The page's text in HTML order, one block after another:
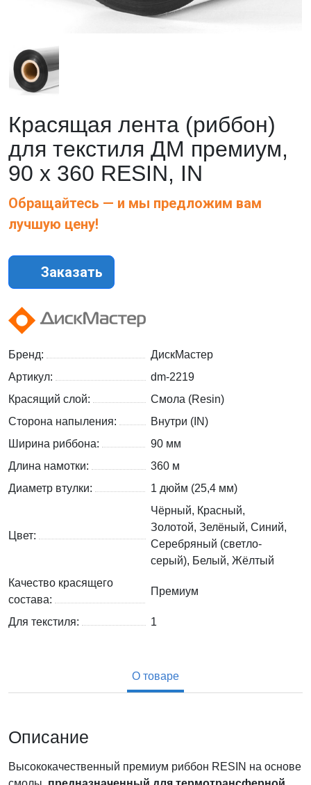
Красящая лента (риббон)
для текстиля ДМ премиум,
90 х 360 RESIN, IN
Обращайтесь — и мы предложим вам
лучшую цену!
Заказать
Бренд:
ДискМастер
Артикул:
dm-2219
Красящий слой:
Смола (Resin)
Сторона напыления:
Внутри (IN)
Ширина риббона:
90 мм
Длина намотки:
360 м
Диаметр втулки:
1 дюйм (25,4 мм)
Цвет:
Чёрный, Красный,
Золотой, Зелёный, Синий,
Серебряный (светло-
серый), Белый, Жёлтый
Качество красящего
состава:
Премиум
Для текстиля: 1
О товаре
Описание
Высококачественный премиум риббон RESIN на основе